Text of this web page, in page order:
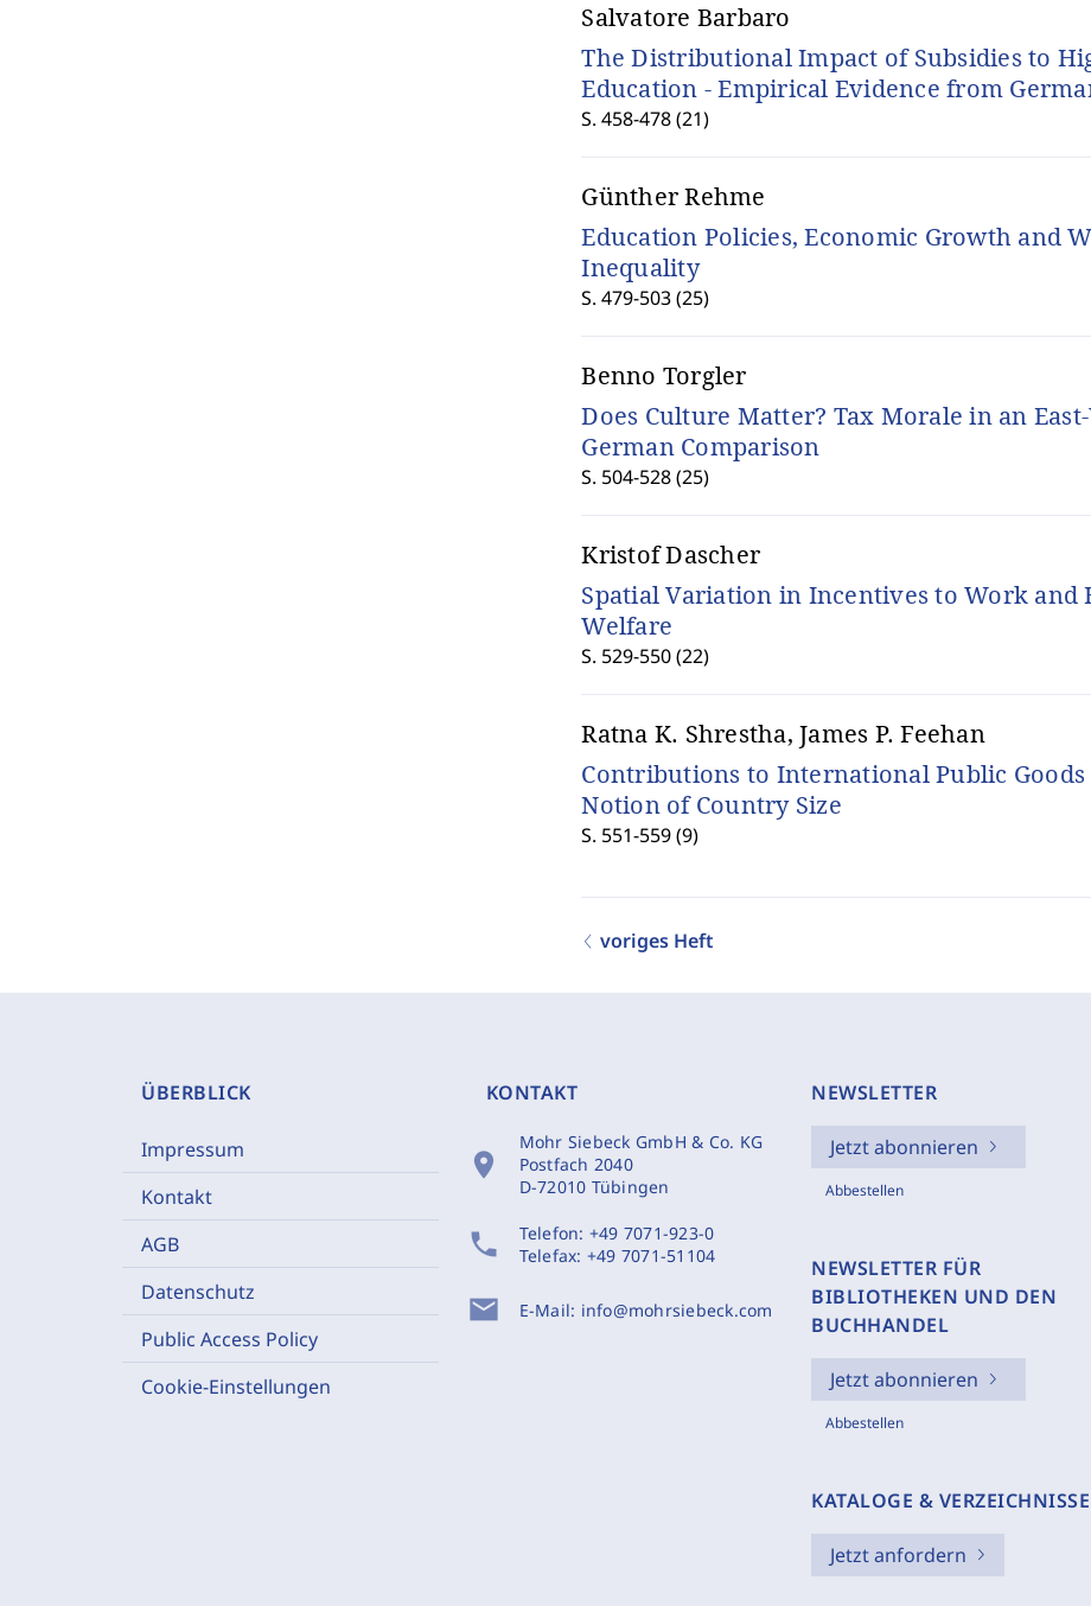
Salvatore Barbaro
The Distributional Impact of Subsidies to
Education - Empirical Evidence from
S. 458-478 (21)
Günther Rehme
Education Policies, Economic Growth and
Inequality
S. 479-503 (25)
Benno Torgler
Does Culture Matter? Tax Morale in an
German Comparison
S. 504-528 (25)
Kristof Dascher
Spatial Variation in Incentives to Work and
Welfare
S. 529-550 (22)
Ratna K. Shrestha, James P. Feehan
Contributions to International Public Goods
Notion of Country Size
S. 551-559 (9)
voriges Heft
ÜBERBLICK
Impressum
Kontakt
AGB
Datenschutz
Public Access Policy
Cookie-Einstellungen
KONTAKT
location_on
Mohr Siebeck GmbH & Co. KG
Postfach 2040
D-72010 Tübingen
phone Telefon: +49 7071-923-0
Telefax: +49 7071-51104
mail E-Mail: info@mohrsiebeck.com
NEWSLETTER
Jetzt abonnieren
Abbestellen
NEWSLETTER FÜR
BIBLIOTHEKEN UND DEN
BUCHHANDEL
Jetzt abonnieren
Abbestellen
KATALOGE & VERZEICHNISSE
Jetzt anfordern